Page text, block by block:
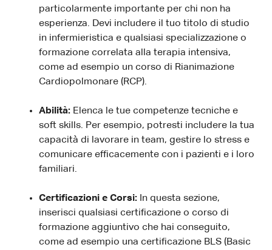
particolarmente importante per chi non ha
esperienza. Devi includere il tuo titolo di studio
in infermieristica e qualsiasi specializzazione o
formazione correlata alla terapia intensiva,
come ad esempio un corso di Rianimazione
Cardiopolmonare (RCP).
Abilità: Elenca le tue competenze tecniche e
soft skills. Per esempio, potresti includere la tua
capacità di lavorare in team, gestire lo stress e
comunicare efficacemente con i pazienti e i loro
familiari.
Certificazioni e Corsi: In questa sezione,
inserisci qualsiasi certificazione o corso di
formazione aggiuntivo che hai conseguito,
come ad esempio una certificazione BLS (Basic